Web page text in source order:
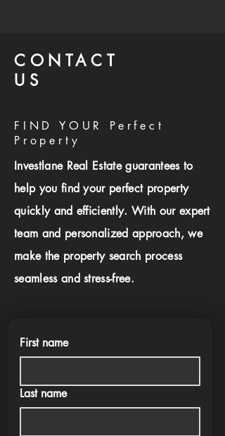
CONTACT
US
FIND YOUR Perfect
Property
Investlane Real Estate guarantees to
help you find your perfect property
quickly and efficiently. With our expert
team and personalized approach, we
make the property search process
seamless and stress-free.
First name
Last name